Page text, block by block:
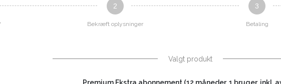
2
Bekræft oplysninger
3
Betaling
Valgt produkt